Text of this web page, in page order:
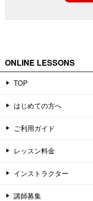
ONLINE LESSONS
TOP
はじめての方へ
ご利用ガイド
レッスン料金
インストラクター
講師募集